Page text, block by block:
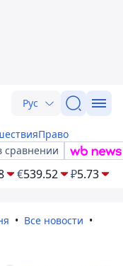
Рус
Право
сравнении
€539.52 ₽5.73
Все новости